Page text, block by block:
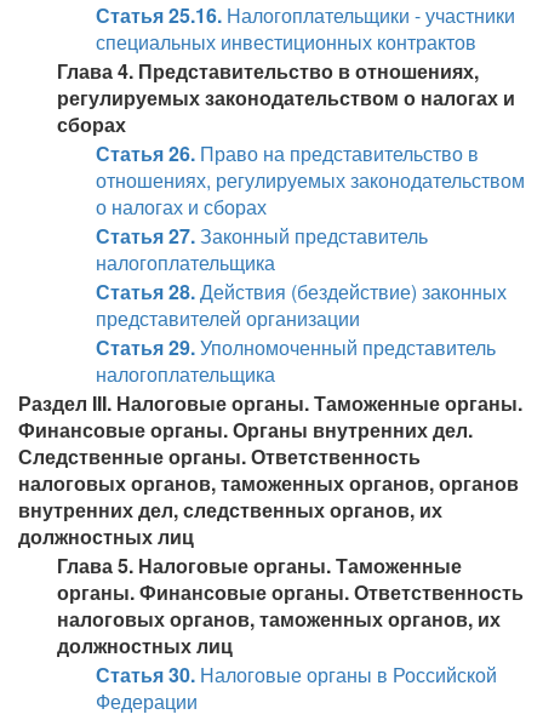
Статья 25.16. Налогоплательщики - участники
специальных инвестиционных контрактов
Глава 4. Представительство в отношениях,
регулируемых законодательством о налогах и
сборах
Статья 26. Право на представительство в
отношениях, регулируемых законодательством
о налогах и сборах
Статья 27.Законный представитель
налогоплательщика
Статья 28.Действия (бездействие) законных
представителей организации
Статья 29.Уполномоченный представитель
налогоплательщика
Раздел III. Налоговые органы. Таможенные органы.
Финансовые органы. Органы внутренних дел.
Следственные органы. Ответственность
налоговых органов, таможенных органов, органов
внутренних дел, следственных органов, их
должностных лиц
Глава 5. Налоговые органы. Таможенные
органы. Финансовые органы. Ответственность
налоговых органов, таможенных органов, их
должностных лиц
Статья 30. Налоговые органы в Российской
Федерации